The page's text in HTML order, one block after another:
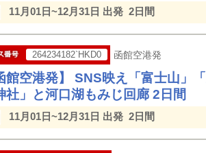
11月01日~12月31日 出発 2日間
264234182`HKD0 函館空港発
館空港発】 SNS映え「富士山」
社」と河口湖もみじ回廊 2日間
11月01日~12月31日 出発 2日間